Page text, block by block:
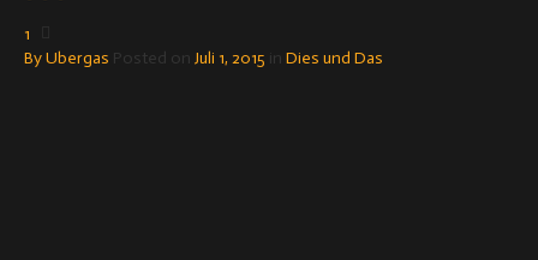
1
ByUbergas Posted on Juli 1, 2015 in Dies und Das